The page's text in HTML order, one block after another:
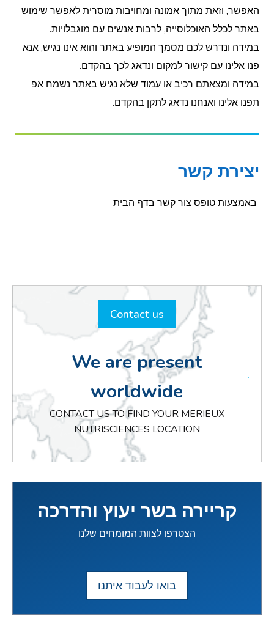
האפשר, וזאת מתוך אמונה ומחויבות מוסרית לאפשר שימוש
באתר לכלל האוכלוסייה, לרבות אנשים עם מוגבלויות.
במידה ונדרש לכם מסמך המופיע באתר והוא אינו נגיש, אנא
פנו אלינו עם קישור למקום ונדאג לכך בהקדם.
במידה ומצאתם רכיב או עמוד שלא נגיש באתר נשמח אפ
תפנו אלינו ואנחנו נדאג לתקן בהקדם.
יצירת קשר
באמצעות טופס צור קשר בדף הבית
Contact us
We are present
worldwide
CONTACT US TO FIND YOUR MERIEUX
NUTRISCIENCES LOCATION
קריירה בשר יעוץ והדרכה
הצטרפו לצוות המומחים שלנו
בואו לעבוד איתנו